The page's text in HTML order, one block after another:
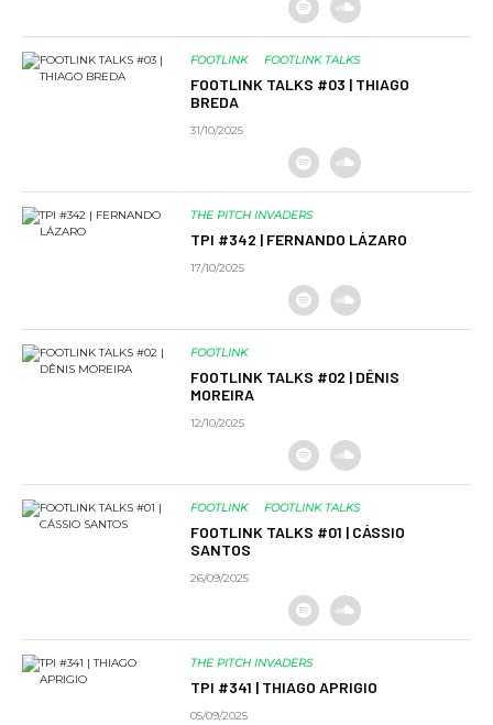
FOOTLINK FOOTLINK TALKS
FOOTLINK TALKS #03 | THIAGO
BREDA
31/10/2025
THE PITCH INVADERS
TPI #342 | FERNANDO LÁZARO
17/10/2025
FOOTLINK
FOOTLINK TALKS #02 | DÊNIS
MOREIRA
12/10/2025
FOOTLINK FOOTLINK TALKS
FOOTLINK TALKS #01 | CÁSSIO
SANTOS
26/09/2025
THE PITCH INVADERS
TPI #341 | THIAGO APRIGIO
05/09/2025